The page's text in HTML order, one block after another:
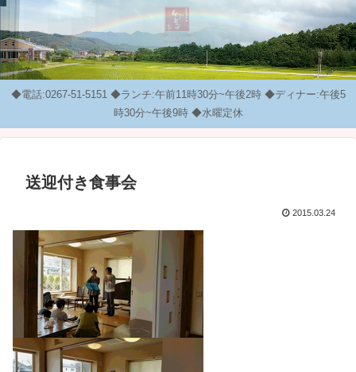
◆電話:0267-51-5151 ◆ランチ:午前11時30分~午後2時 ◆ディナー:午後5
時30分~午後9時 ◆水曜定休
送迎付き食事会
2015.03.24